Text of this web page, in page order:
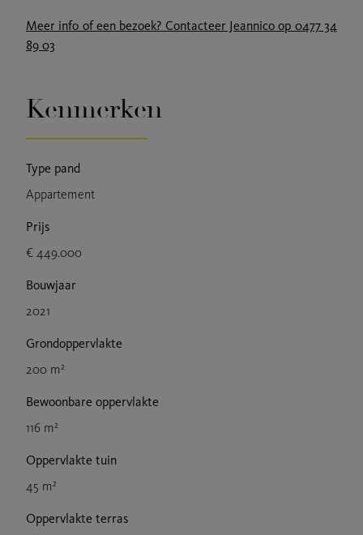
Meer info of een bezoek? Contacteer Jeannico op 0477 34
89 03
Kenmerken
Type pand
Appartement
Prijs
€ 449.000
Bouwjaar
2021
Grondoppervlakte
200 m²
Bewoonbare oppervlakte
116 m²
Oppervlakte tuin
45 m²
Oppervlakte terras